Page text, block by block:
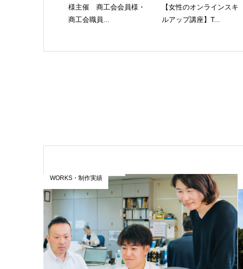
様主催 商工会会員様・
商工会職員...
【女性のオンラインスキ
ルアップ講座】T...
WORKS・制作実績